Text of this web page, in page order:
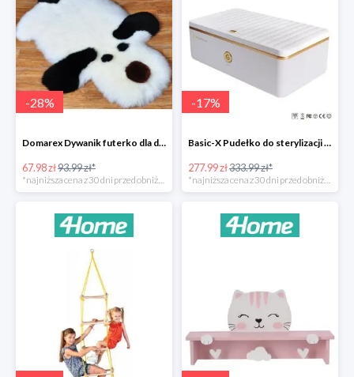
-28%
Domarex Dywanik futerko dla dzieci Pies czarno-biały -28%
67.98 zł93.99 zł*
*najniższa cena z 30 dni przed obniżką
-17%
Basic-X Pudełko do sterylizacji z ozonem -17%
277.99 zł333.99 zł*
*najniższa cena z 30 dni przed obniżką